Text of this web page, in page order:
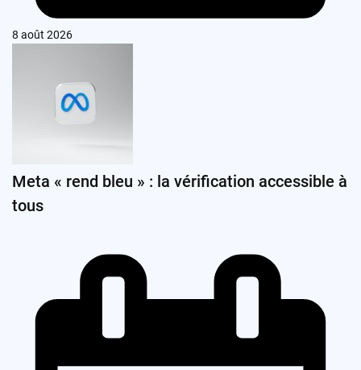
8 août 2026
Meta « rend bleu » : la vérification accessible à
tous